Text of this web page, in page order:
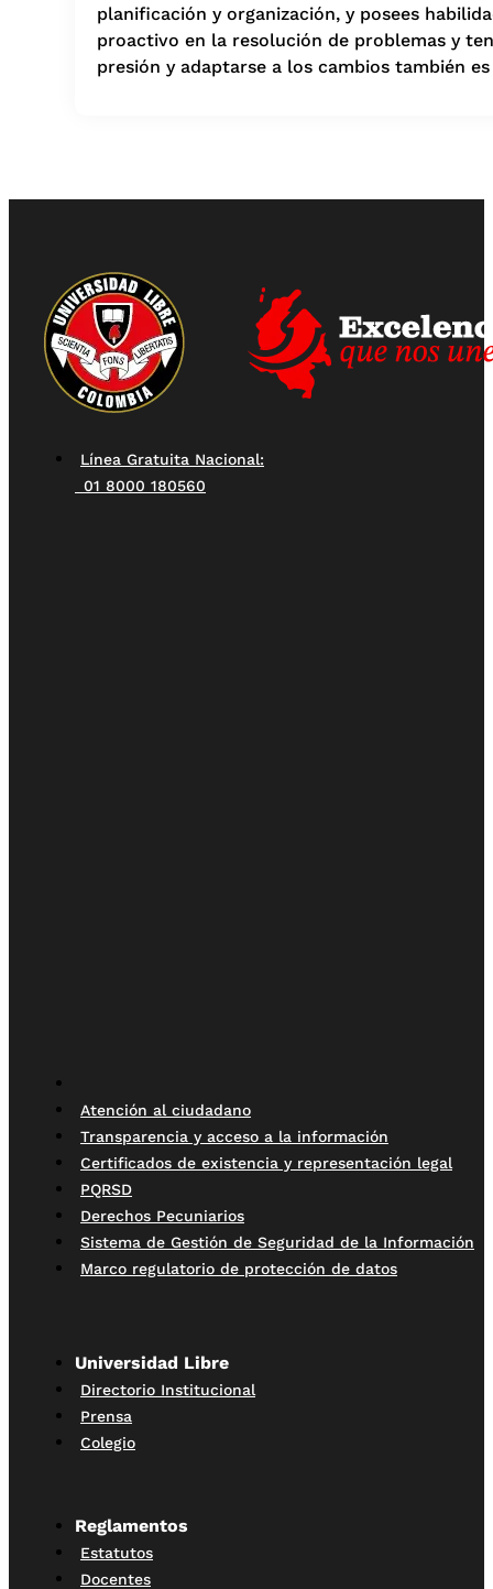
planificación y organización, y posees
proactivo en la resolución de problemas y
presión y adaptarse a los cambios también
Línea Gratuita Nacional:
01 8000 180560
Atención al ciudadano
Transparencia y acceso a la información
Certificados de existencia y representación legal
PQRSD
Derechos Pecuniarios
Sistema de Gestión de Seguridad de la Información
Marco regulatorio de protección de datos
Universidad Libre
Directorio Institucional
Prensa
Colegio
Reglamentos
Estatutos
Docentes